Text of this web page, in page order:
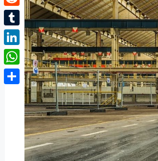
Reddit
Tumblr
LinkedIn
WhatsApp
Partager